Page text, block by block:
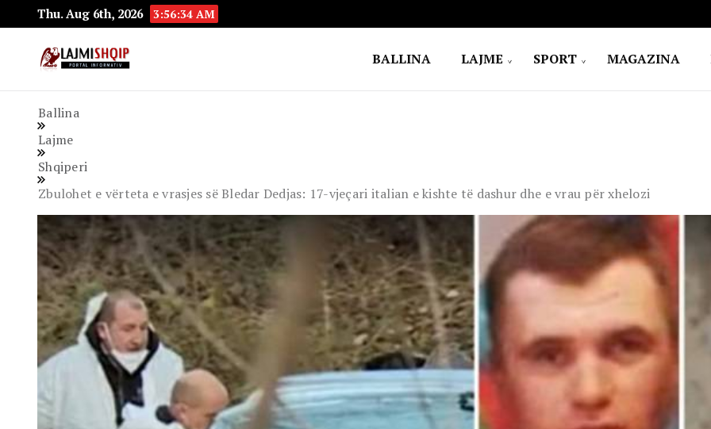
Thu. Aug 6th, 2026 3:56:35 AM
BALLINA LAJME SPORT MAGAZINA
Ballina
Lajme
Shqiperi
Zbulohet e vërteta e vrasjes së Bledar Dedjas: 17-vjeçari italian e kishte të dashur dhe e vrau për xhelozi